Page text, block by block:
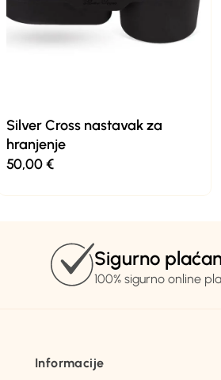
Silver Cross nastavak za
hranjenje
50,00€
Sigurno
100% sigurno online
Informacije